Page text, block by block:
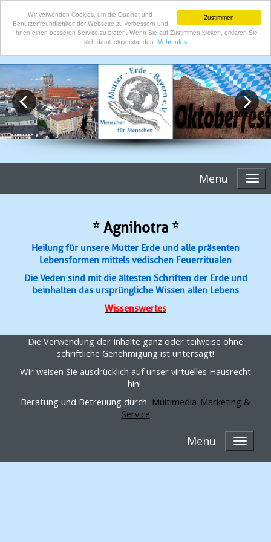
Zustimmen
Wir verwenden Cookies, um die Qualität und
Benutzerfreundlichkeit der Webseite zu verbessern und
Ihnen einen besseren Service zu bieten. Wenn Sie auf Zustimmen klicken, erklären Sie
sich damit einverstanden. Mehr Infos
Menu
* Agnihotra *
Heilung für unsere Mutter Erde und alle präsenten
Lebensformen mittels vedischen Feuerritualen
Die Veden sind mit die ältesten Schriften der Erde und
beinhalten das ursprüngliche Wissen allen Lebens
Wissenswertes
Die Verwendung der Inhalte ganz oder teilweise ohne
schriftliche Genehmigung ist untersagt!
Wir weisen Sie ausdrücklich auf unser virtuelles Hausrecht
hin!
Beratung und Betreuung durch Multimedia-Marketing &
Service
Menu